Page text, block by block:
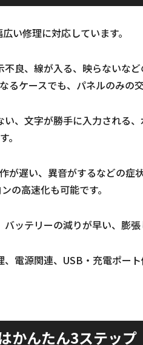
い修理に対応しています。
良、線が入る、映らないなど
るケースでも、パネルのみの
、文字が勝手に入力される、
。
が遅い、異音がするなどの症状
の高速化も可能です。
ッテリーの減りが早い、膨張
電源関連、USB・充電ポー
かんたん3ステップ